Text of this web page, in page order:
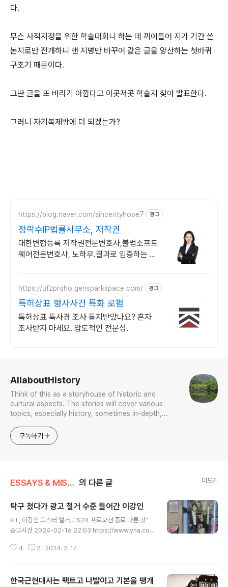
다.
무슨 사적지정을 위한 학술대회니 하는 데 끼어들어 지가 기간 쓴
논지로만 전개하니 맨 지명만 바꾸어 같은 글을 양산하는 쳇바퀴
구조기 때문이다.
그딴 글을 또 버리기 아깝다고 이곳저곳 학술지 찾아 발표한다.
그러니 자기복제밖에 더 되겠는가?
https://blog.naver.com/sincerityhope7 광고
정락수IP법률사무소, 저작권
대한변협등록 저작권전문변호사,불법소프트
웨어전문변호사, 노하우.결과로 입증하는 실
https://ufzprqho.gensparkspace.com/ 광고
특허상표 형사사건 특화 로펌
특허상표 특사경 조사 통지받았나요? 혼자
조사받지 마세요. 압도적인 전문성.
AllaboutHistory
Think of this as a storyhouse of historic and
cultural aspects. The stories will cover various
topics, especially history, sometimes in-depth,
approach will be to resist any common sense or
generalized viewpoint
구독하기
ESSAYS & MISCELLANIES 의 다른 글 더보기
탁구 쳤다가 광고 철거 수준 들어간 이강인
KT, 이강인 포스터 철거…"S24 프로모션 종료 따른 것"
송고시간 2024-02-16 22:03 https://www.yna.co.k
ts&site=popularnews_view KT, 이강인 포스터 철
강인(파리 생제르맹)을 광고 모델로 기용한 KT[030200]
4 2 2024. 2. 17.
한국근현대사는 팩트고 나발이고 기본을 팽개